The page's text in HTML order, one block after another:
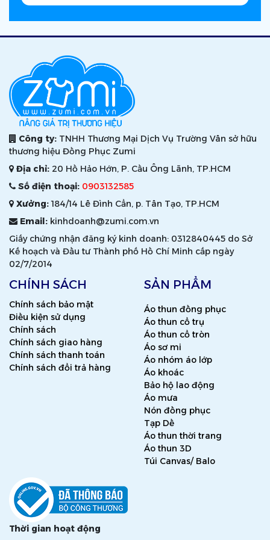
Công ty: TNHH Thương Mại Dịch Vụ Trường Vân sở hữu
thương hiệu Đồng Phục Zumi
Địa chỉ: 20 Hồ Hảo Hớn, P. Cầu Ông Lãnh, TP.HCM
Số điện thoại: 0903132585
Xưởng:184/14 Lê Đình Cẩn, p. Tân Tạo, TP.HCM
Email: kinhdoanh@zumi.com.vn
Giấy chứng nhận đăng ký kinh doanh: 0312840445 do Sở
Kế hoạch và Đầu tư Thành phố Hồ Chí Minh cấp ngày
02/7/2014
CHÍNH SÁCH
Chính sách bảo mật
Điều kiện sử dụng
Chính sách
Chính sách giao hàng
Chính sách thanh toán
Chính sách đổi trả hàng
SẢN PHẨM
Áo thun đồng phục
Áo thun cổ trụ
Áo thun cổ tròn
Áo sơ mi
Áo nhóm áo lớp
Áo khoác
Bảo hộ lao động
Áo mưa
Nón đồng phục
Tạp Dề
Áo thun thời trang
Áo thun 3D
Túi Canvas/ Balo
Thời gian hoạt động